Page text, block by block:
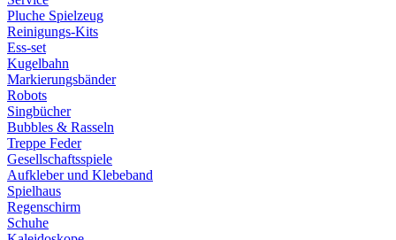
Pluche Spielzeug
Reinigungs-Kits
Ess-set
Kugelbahn
Markierungsbänder
Robots
Singbücher
Bubbles & Rasseln
Treppe Feder
Gesellschaftsspiele
Aufkleber und Klebeband
Spielhaus
Regenschirm
Schuhe